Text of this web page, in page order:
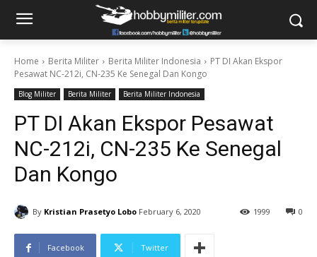
Home Berita Militer Berita Militer Indonesia
PT DI Akan Ekspor
Pesawat NC-212i, CN-235 Ke Senegal Dan Kongo
Blog Militer Berita Militer Berita Militer Indonesia
PT DI Akan Ekspor Pesawat
NC-212i, CN-235 Ke Senegal
Dan Kongo
By Kristian Prasetyo Lobo February 6, 2020 0
1999
Facebook Twitter